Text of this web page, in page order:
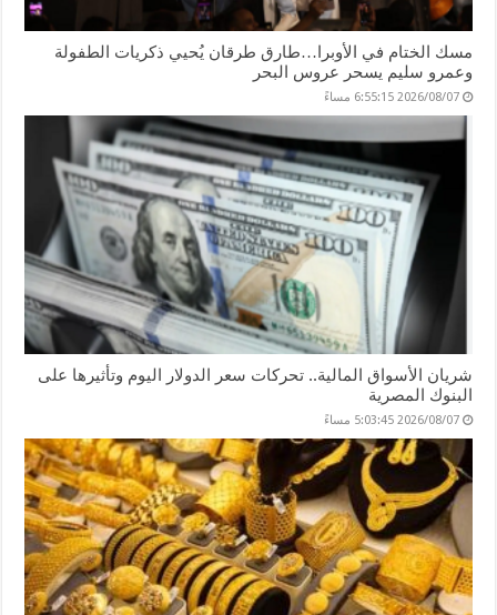
مسك الختام في الأوبرا…طارق طرقان يُحيي ذكريات الطفولة
وعمرو سليم يسحر عروس البحر
2026/08/07 6:55:15 مساءً
شريان الأسواق المالية.. تحركات سعر الدولار اليوم وتأثيرها على
البنوك المصرية
2026/08/07 5:03:45 مساءً